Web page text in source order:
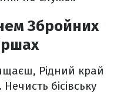
Збройних
Рідний край
Нечисть бісівську